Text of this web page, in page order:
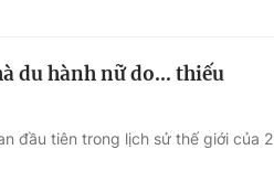
du hành nữ do... thiếu
đầu tiên trong lịch sử thế giới của 2